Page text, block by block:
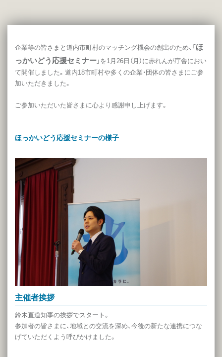
企業等の皆さまと道内市町村のマッチング機会の創出のため、「ほ
っかいどう応援セミナー」を1月26日（月）に赤れんが庁舎におい
て開催しました。道内18市町村や多くの企業・団体の皆さまにご参
加いただきました。
ご参加いただいた皆さまに心より感謝申し上げます。
ほっかいどう応援セミナーの様子
主催者挨拶
鈴木直道知事の挨拶でスタート。
参加者の皆さまに、地域との交流を深め、今後の新たな連携につな
げていただくよう呼びかけました。